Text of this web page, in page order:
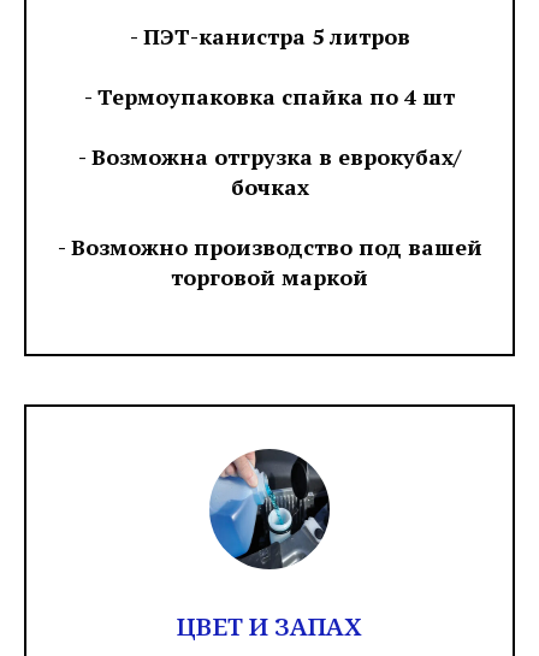
- ПЭТ-канистра 5 литров
- Термоупаковка спайка по 4 шт
- Возможна отгрузка в еврокубах/
бочках
- Возможно производство под вашей
торговой маркой
ЦВЕТ И ЗАПАХ